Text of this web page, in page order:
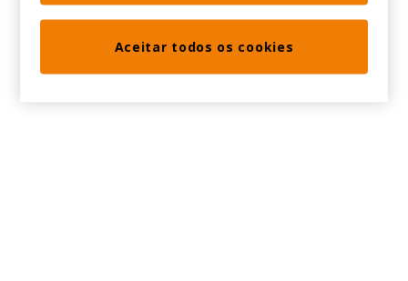
Aceitar todos os cookies